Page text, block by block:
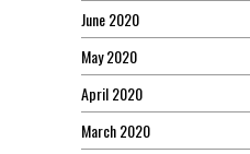
June 2020
May 2020
April 2020
March 2020